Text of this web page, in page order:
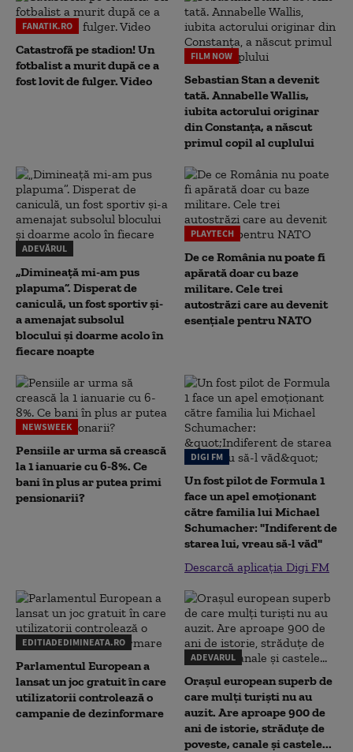
FANATIK.RO
Catastrofă pe stadion! Un
fotbalist a murit după ce a
fost lovit de fulger. Video
FILM NOW
Sebastian Stan a devenit
tată. Annabelle Wallis,
iubita actorului originar
din Constanța, a născut
primul copil al cuplului
ADEVĂRUL
„Dimineață mi-am pus
plapuma”. Disperat de
caniculă, un fost sportiv și-
a amenajat subsolul
blocului și doarme acolo în
fiecare noapte
PLAYTECH
De ce România nu poate fi
apărată doar cu baze
militare. Cele trei
autostrăzi care au devenit
esențiale pentru NATO
NEWSWEEK
Pensiile ar urma să crească
la 1 ianuarie cu 6-8%. Ce
bani în plus ar putea primi
pensionarii?
DIGI FM
Un fost pilot de Formula 1
face un apel emoționant
către familia lui Michael
Schumacher: "Indiferent de
starea lui, vreau să-l văd"
Descarcă aplicația Digi FM
EDITIADEDIMINEATA.RO
Parlamentul European a
lansat un joc gratuit în care
utilizatorii controlează o
campanie de dezinformare
ADEVARUL
Orașul european superb de
care mulți turiști nu au
auzit. Are aproape 900 de
ani de istorie, străduțe de
poveste, canale și castele...